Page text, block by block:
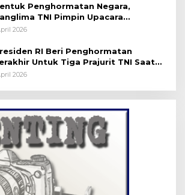
Penghormatan Negara,
TNI Pimpin Upacara
Militer
2026
RI Beri Penghormatan
Untuk Tiga Prajurit TNI Saat
di Bandara Soekarno-
2026